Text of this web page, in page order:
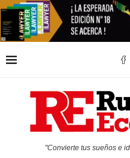
"Convierte tus sueños e